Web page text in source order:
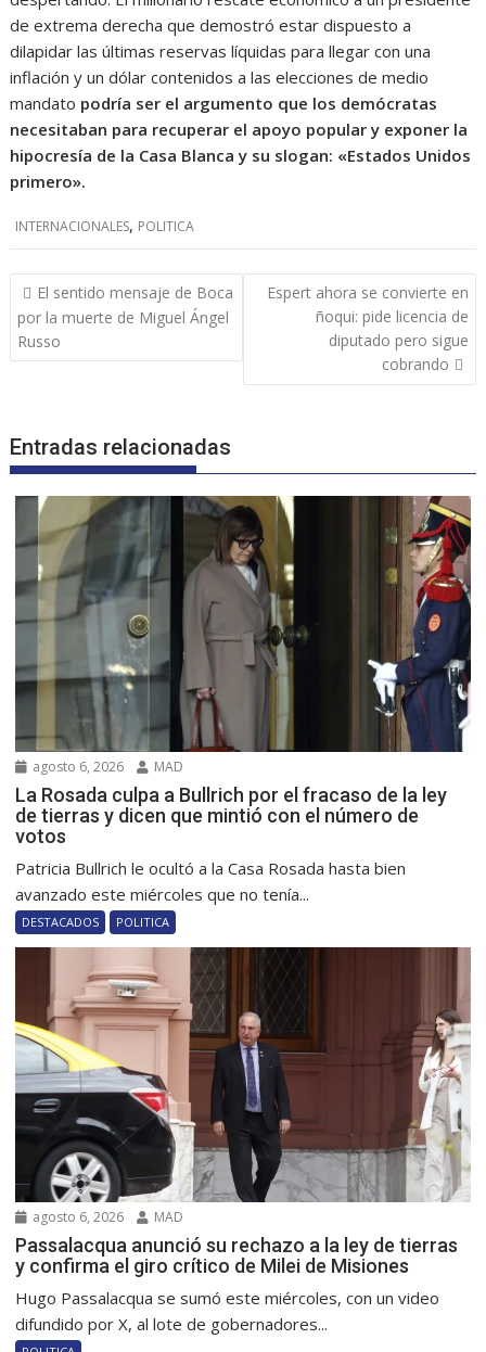
de extrema derecha que demostró estar dispuesto a
dilapidar las últimas reservas líquidas para llegar con una
inflación y un dólar contenidos a las elecciones de medio
mandato podría ser el argumento que los demócratas
necesitaban para recuperar el apoyo popular y exponer la
hipocresía de la Casa Blanca y su slogan: «Estados Unidos
primero».
INTERNACIONALES, POLITICA
Navegación
de
entradas
El sentido mensaje de Boca
por la muerte de Miguel Ángel
Russo
Espert ahora se convierte en
ñoqui: pide licencia de
diputado pero sigue
cobrando
Entradas relacionadas
agosto 6, 2026 MAD
La Rosada culpa a Bullrich por el fracaso de la ley
de tierras y dicen que mintió con el número de
votos
Patricia Bullrich le ocultó a la Casa Rosada hasta bien
avanzado este miércoles que no tenía...
DESTACADOS POLITICA
agosto 6, 2026 MAD
Passalacqua anunció su rechazo a la ley de tierras
y confirma el giro crítico de Milei de Misiones
Hugo Passalacqua se sumó este miércoles, con un video
difundido por X, al lote de gobernadores...